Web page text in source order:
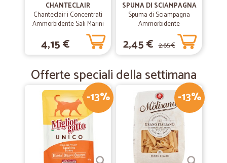
CHANTECLAIR
Chanteclair i Concentrati
Ammorbidente Sali Marini
e Fior di Loto 1000 ml.
4,15 €
SPUMA DI SCIAMPAGNA
Spuma di Sciampagna
Ammorbidente
Concentrato Carezza
d'Argan 600 ml
2,45 € 2,65 €
Offerte speciali della settimana
-13% -13%